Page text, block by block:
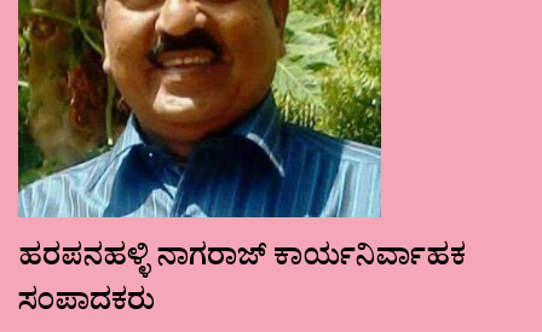
ಹರಪನಹಳ್ಳಿ ನಾಗರಾಜ್ ಕಾರ್ಯನಿರ್ವಾಹಕ
ಸಂಪಾದಕರು